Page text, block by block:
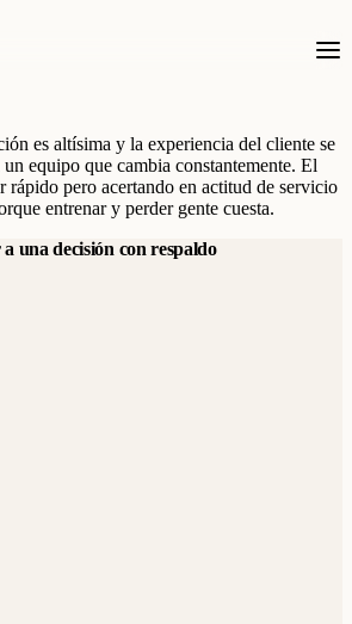
es altísima y la experiencia del cliente se
equipo que cambia constantemente. El
rápido pero acertando en actitud de servicio
entrenar y perder gente cuesta.
una decisión con respaldo